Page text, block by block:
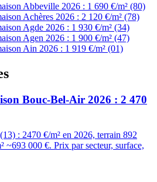
Abbeville 2026 : 1 690 €/m² (80)
Achères 2026 : 2 120 €/m² (78)
Agde 2026 : 1 930 €/m² (34)
Agen 2026 : 1 900 €/m² (47)
Ain 2026 : 1 919 €/m² (01)
Bouc-Bel-Air 2026 : 2 470
: 2470 €/m² en 2026, terrain 892
~693 000 €. Prix par secteur, surface,